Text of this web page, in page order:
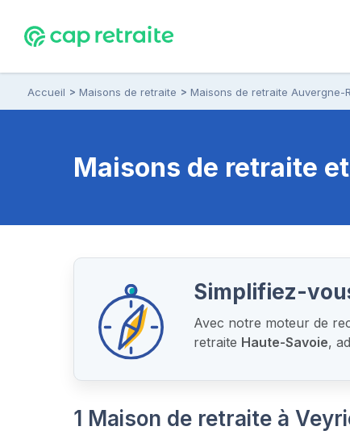
Accueil Maisons de retraite Maisons de retraite Auvergne-
Maisons de retraite et
Simplifiez-
Avec notre moteur de
retraite Haute-Savoie,
1 Maison de retraite à